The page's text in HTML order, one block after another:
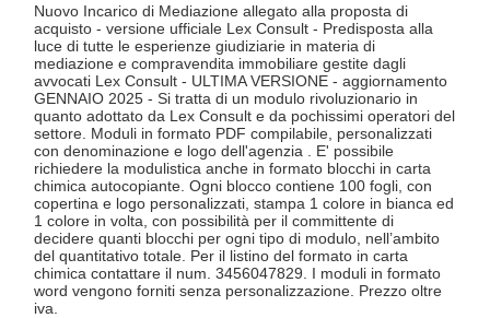
Nuovo Incarico di Mediazione allegato alla proposta di
acquisto - versione ufficiale Lex Consult - Predisposta alla
luce di tutte le esperienze giudiziarie in materia di
mediazione e compravendita immobiliare gestite dagli
avvocati Lex Consult - ULTIMA VERSIONE - aggiornamento
GENNAIO 2025 - Si tratta di un modulo rivoluzionario in
quanto adottato da Lex Consult e da pochissimi operatori del
settore. Moduli in formato PDF compilabile, personalizzati
con denominazione e logo dell'agenzia . E' possibile
richiedere la modulistica anche in formato blocchi in carta
chimica autocopiante. Ogni blocco contiene 100 fogli, con
copertina e logo personalizzati, stampa 1 colore in bianca ed
1 colore in volta, con possibilità per il committente di
decidere quanti blocchi per ogni tipo di modulo, nell’ambito
del quantitativo totale. Per il listino del formato in carta
chimica contattare il num. 3456047829. I moduli in formato
word vengono forniti senza personalizzazione. Prezzo oltre
iva.